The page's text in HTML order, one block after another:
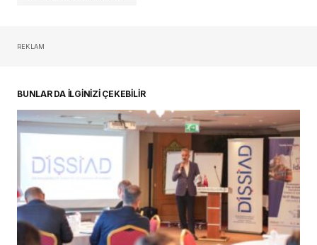
REKLAM
BUNLAR DA İLGİNİZİ ÇEKEBİLİR